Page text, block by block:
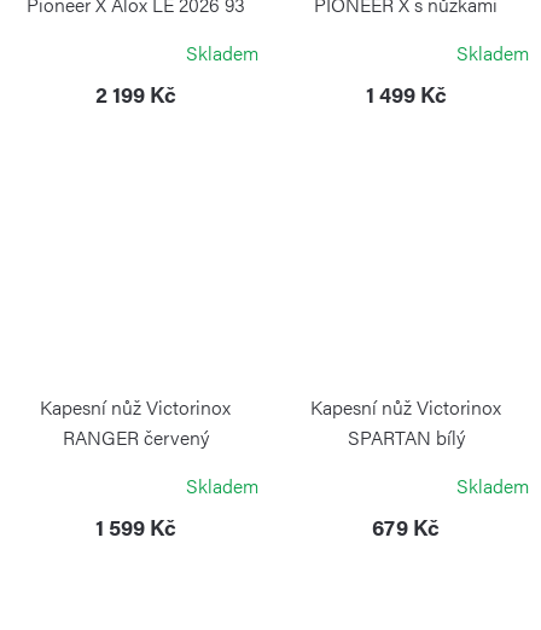
Skladem
2 199 Kč
Skladem
1 499 Kč
Kapesní nůž Victorinox
RANGER červený
Skladem
1 599 Kč
Kapesní nůž Victorinox
SPARTAN bílý
Skladem
679 Kč